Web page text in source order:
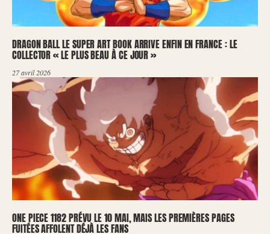
DRAGON BALL LE SUPER ART BOOK ARRIVE ENFIN EN FRANCE : LE
COLLECTOR « LE PLUS BEAU À CE JOUR »
27 avril 2026
ONE PIECE 1182 PRÉVU LE 10 MAI, MAIS LES PREMIÈRES PAGES
FUITÉES AFFOLENT DÉJÀ LES FANS